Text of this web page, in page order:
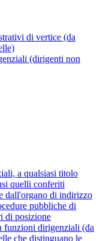
di vertice (da
(dirigenti non
a qualsiasi titolo
quelli conferiti
dall'organo di indirizzo
pubbliche di
di posizione
funzioni dirigenziali (da
che distinguano le